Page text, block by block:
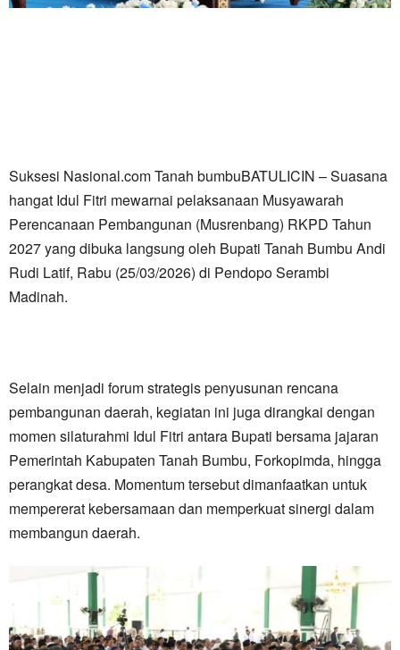
Suksesi Nasional.com Tanah bumbuBATULICIN – Suasana
hangat Idul Fitri mewarnai pelaksanaan Musyawarah
Perencanaan Pembangunan (Musrenbang) RKPD Tahun
2027 yang dibuka langsung oleh Bupati Tanah Bumbu Andi
Rudi Latif, Rabu (25/03/2026) di Pendopo Serambi
Madinah.
Selain menjadi forum strategis penyusunan rencana
pembangunan daerah, kegiatan ini juga dirangkai dengan
momen silaturahmi Idul Fitri antara Bupati bersama jajaran
Pemerintah Kabupaten Tanah Bumbu, Forkopimda, hingga
perangkat desa. Momentum tersebut dimanfaatkan untuk
mempererat kebersamaan dan memperkuat sinergi dalam
membangun daerah.